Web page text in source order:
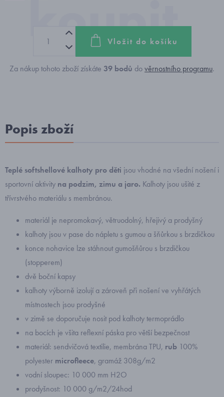
Vložit do košíku
Za nákup tohoto zboží získáte 39 bodů dověrnostního programu.
Popis zboží
Teplé softshellové kalhoty pro děti jsou vhodné na všední nošení i
sportovní aktivity na podzim, zimu a jaro. Kalhoty jsou ušité z
třívrstvého materiálu s membránou.
materiál je nepromokavý, větruodolný, hřejivý a prodyšný
kalhoty jsou v pase do nápletu s gumou a šňůrkou s brzdičkou
konce nohavice lze stáhnout gumošňůrou s brzdičkou
(stopperem)
dvě boční kapsy
kalhoty výborně izolují a zároveň při nošení ve vyhřátých
místnostech jsou prodyšné
v zimě se doporučuje nosit pod kalhoty termoprádlo
na bocích je všita reflexní páska pro větší bezpečnost
materiál: sendvičová textilie, membrána TPU, rub 100%
polyester microfleece, gramáž 308g/m2
vodní sloupec: 10 000 mm H2O
prodyšnost: 10 000 g/m2/24hod